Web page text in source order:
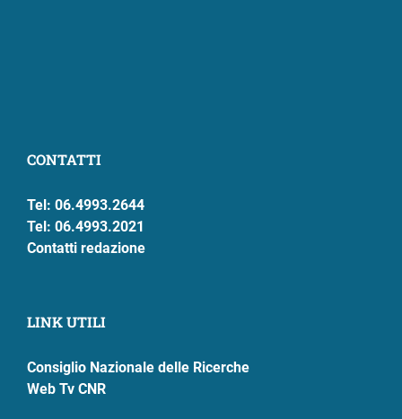
CONTATTI
Tel: 06.4993.2644
Tel: 06.4993.2021
Contatti redazione
LINK UTILI
Consiglio Nazionale delle Ricerche
Web Tv CNR